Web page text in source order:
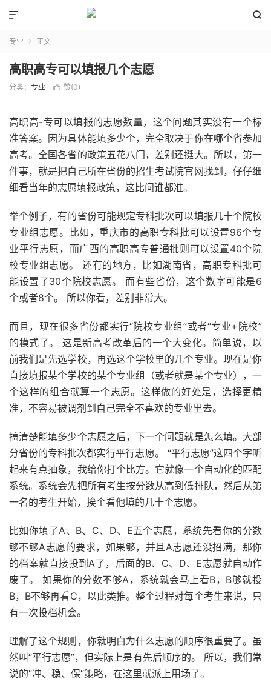


专业  正文
高职高专可以填报几个志愿
分类： 专业  赞(0)
高职高-专可以填报的志愿数量，这个问题其实没有一个标
准答案。因为具体能填多少个，完全取决于你在哪个省参加
高考。全国各省的政策五花八门，差别还挺大。所以，第一
件事，就是把自己所在省份的招生考试院官网找到，仔仔细
细看当年的志愿填报政策，这比问谁都准。
举个例子，有的省份可能规定专科批次可以填报几十个院校
专业组志愿。比如，重庆市的高职专科批可以设置96个专
业平行志愿，而广西的高职高专普通批则可以设置40个院
校专业组志愿。 还有的地方，比如湖南省，高职专科批可
能设置了30个院校志愿。 而有些省份，这个数字可能是6
个或者8个。 所以你看，差别非常大。
而且，现在很多省份都实行“院校专业组”或者“专业+院校”
的模式了。 这是新高考改革后的一个大变化。简单说，以
前我们是先选学校，再选这个学校里的几个专业。现在是你
直接填报某个学校的某个专业组（或者就是某个专业），一
个这样的组合就算一个志愿。这样做的好处是，选择更精
准，不容易被调剂到自己完全不喜欢的专业里去。
搞清楚能填多少个志愿之后，下一个问题就是怎么填。大部
分省份的专科批次都实行平行志愿。 “平行志愿”这四个字听
起来有点抽象，我给你打个比方。它就像一个自动化的匹配
系统。系统会先把所有考生按分数从高到低排队，然后从第
一名的考生开始，挨个看他填的几十个志愿。
比如你填了A、B、C、D、E五个志愿，系统先看你的分数
够不够A志愿的要求，如果够，并且A志愿还没招满，那你
的档案就直接投到A了，后面的B、C、D、E志愿就自动作
废了。 如果你的分数不够A，系统就会马上看B，B够就投
B，B不够再看C，以此类推。整个过程对每个考生来说，只
有一次投档机会。
理解了这个规则，你就明白为什么志愿的顺序很重要了。虽
然叫“平行志愿”，但实际上是有先后顺序的。 所以，我们常
说的“冲、稳、保”策略，在这里就派上用场了。